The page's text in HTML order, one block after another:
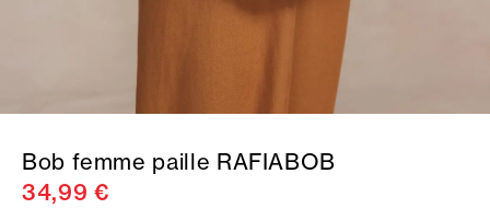
Bob femme paille RAFIABOB
34,99 €